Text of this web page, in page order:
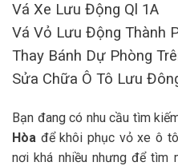
Vá Xe Lưu Động Ql 1A
Vá Vỏ Lưu Động Thành
Thay Bánh Dự Phòng
Sửa Chữa Ô Tô Lưu
Bạn đang có nhu cầu tìm
Hòa để khôi phục vỏ xe ô
nơi khá nhiều nhưng để tìm